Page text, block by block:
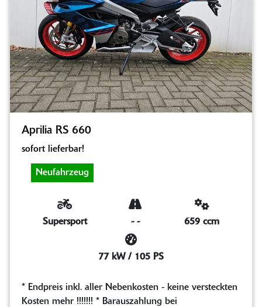
Aprilia RS 660
sofort lieferbar!
Neufahrzeug
Supersport - - 659 ccm
77 kW / 105 PS
* Endpreis inkl. aller Nebenkosten - keine versteckten
Kosten mehr !!!!!!! * Barauszahlung bei